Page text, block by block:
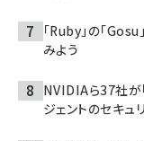
「Ruby」の「
みよう
NVIDIAら37社が
ジェントのセキ